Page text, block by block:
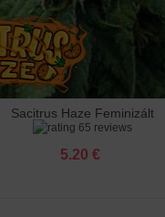
Sacitrus Haze Feminizált
65 reviews
5.20 €